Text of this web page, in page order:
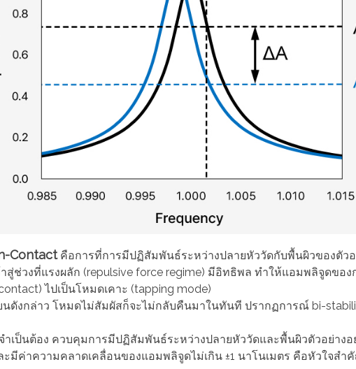
Contactคือการที่การมีปฏิสัมพันธ์ระหว่างปลายหัววัดกับพื้นผิวของตัวอ
สู่ช่วงที่แรงผลัก (repulsive force regime) มีอิทธิพล ทำให้แอมพลิจูดของ
ไปเป็นโหมดเคาะ (tapping mode)
ดังกล่าว โหมดไม่สัมผัสก็จะไม่กลับคืนมาในทันที ปรากฏการณ์ bi-
ำเป็นต้อง ควบคุมการมีปฏิสัมพันธ์ระหว่างปลายหัววัดและพื้นผิวตัวอย่า
ค่าความคลาดเคลื่อนของแอมพลิจูดไม่เกิน ±1 นาโนเมตร คือหัวใจส